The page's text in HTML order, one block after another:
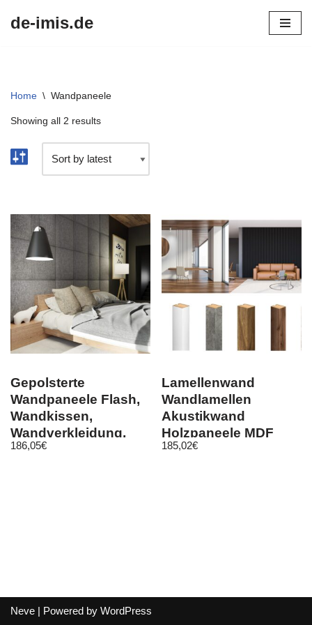
de-imis.de
Home \ Wandpaneele
Showing all 2 results
Gepolsterte
Wandpaneele Flash,
Wandkissen,
Wandverkleidung,
diverse Farben,
186,05€
Lamellenwand
Wandlamellen
Akustikwand
Holzpaneele MDF
28x37mm 12 Stück
185,02€
Neve | Powered by WordPress